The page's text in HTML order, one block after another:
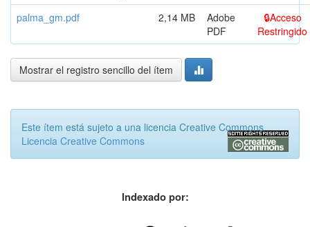
palma_gm.pdf
2,14 MB
Adobe
PDF
Acceso
Restringido
Mostrar el registro sencillo del ítem
Este ítem está sujeto a una licencia Creative Commons
Licencia Creative Commons
Indexado por: